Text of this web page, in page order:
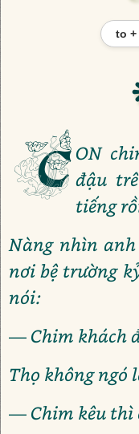
to +
C ON
đậu
tiếng
Nàng nhìn
nơi bệ trường
nói:
— Chim khách
Thọ không ngó
— Chim kêu thì